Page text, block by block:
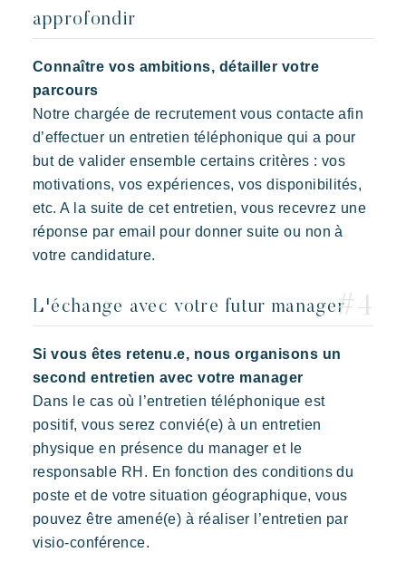
approfondir
Connaître vos ambitions, détailler votre
parcours
Notre chargée de recrutement vous contacte afin
d’effectuer un entretien téléphonique qui a pour
but de valider ensemble certains critères : vos
motivations, vos expériences, vos disponibilités,
etc. A la suite de cet entretien, vous recevrez une
réponse par email pour donner suite ou non à
votre candidature.
L'échange avec votre futur manager
Si vous êtes retenu.e, nous organisons un
second entretien avec votre manager
Dans le cas où l’entretien téléphonique est
positif, vous serez convié(e) à un entretien
physique en présence du manager et le
responsable RH. En fonction des conditions du
poste et de votre situation géographique, vous
pouvez être amené(e) à réaliser l’entretien par
visio-conférence.